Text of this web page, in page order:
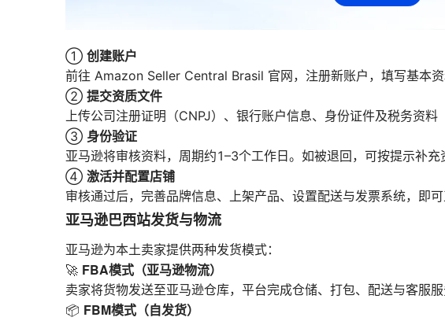
① 创建账户
前往 Amazon Seller Central Brasil 官网，注册新账户，填写基本资
② 提交资质文件
上传公司注册证明（CNPJ）、银行账户信息、身份证件及税务资料
③ 身份验证
亚马逊将审核资料，周期约1–3个工作日。如被退回，可按提示补充
④ 激活并配置店铺
审核通过后，完善品牌信息、上架产品、设置配送与发票系统，即可
亚马逊巴西站发货与物流
亚马逊为本土卖家提供两种发货模式：
🚀 FBA模式（亚马逊物流）
卖家将货物发送至亚马逊仓库，平台完成仓储、打包、配送与客服服
📦 FBM模式（自发货）